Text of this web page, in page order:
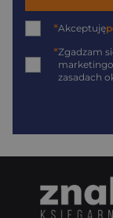
*Akceptuję
*Zgadzam
zasadach